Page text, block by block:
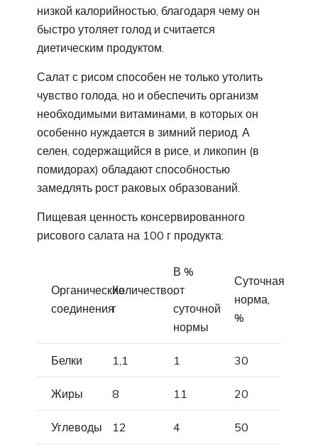
низкой калорийностью, благодаря чему он
быстро утоляет голод и считается
диетическим продуктом.
Салат с рисом способен не только утолить
чувство голода, но и обеспечить организм
необходимыми витаминами, в которых он
особенно нуждается в зимний период. А
селен, содержащийся в рисе, и ликопин (в
помидорах) обладают способностью
замедлять рост раковых образований.
Пищевая ценность консервированного
рисового салата на 100 г продукта:
Органические
соединения
Количество,
г
В %
от
суточной
нормы
Суточная
норма,
%
Белки 1,1 1 30
Жиры 8 11 20
Углеводы 12 4 50